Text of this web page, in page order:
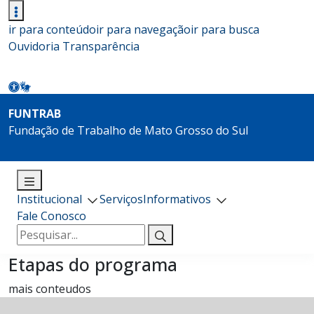
ir para conteúdoir para navegaçãoir para busca
Ouvidoria Transparência
FUNTRAB
Fundação de Trabalho de Mato Grosso do Sul
Institucional ServiçosInformativos
Fale Conosco
Pesquisar
por:
Etapas do programa
mais conteudos